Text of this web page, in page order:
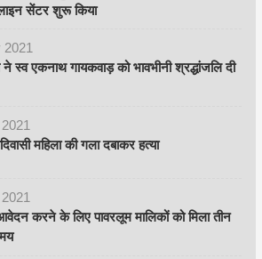
सेंटर शुरू किया
2021
स्व एकनाथ गायकवाड़ को भावभीनी श्रद्धांजलि दी
2021
महिला की गला दबाकर हत्या
2021
करने के लिए पावरलूम मालिकों को मिला तीन